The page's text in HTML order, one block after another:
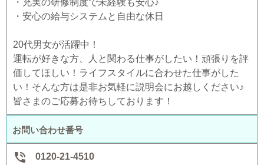
・充実の研修制度で未経験も安心♪
・安心の給与システムと自由な休日
20代男女が活躍中！
運転が好きな方、人と関わる仕事がしたい！頑張りを評
価してほしい！ライフスタイルに合わせた仕事がした
い！そんな方は是非お気軽に説明会にお越しください♪
皆さまのご応募お待ちしております！
お問い合わせ番号
 0120-21-4510